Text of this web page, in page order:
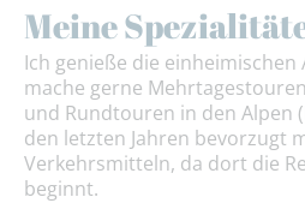
Meine
Ich genieße die
mache gerne
und Rundtouren in den Alpen
den letzten Jahren bevorzugt
Verkehrsmitteln, da dort die
beginnt.